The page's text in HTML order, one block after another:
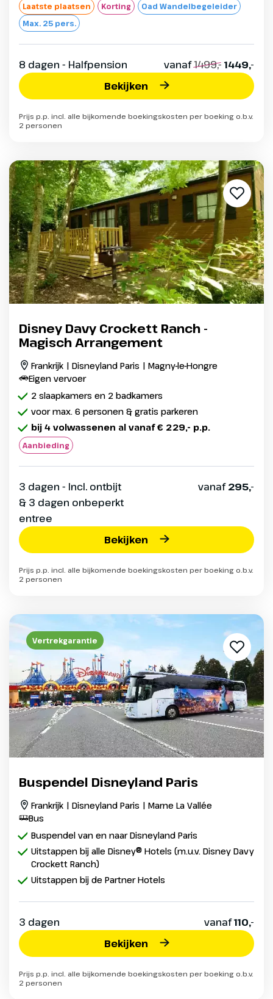
Laatste plaatsen Korting
Oad Wandelbegeleider
Max. 25 pers.
8 dagen - Halfpension vanaf1499,- 1449,-
Bekijken
Prijs p.p. incl. alle bijkomende boekingskosten per boeking o.b.v.
2 personen
Disney Davy Crockett Ranch -
Magisch Arrangement
Frankrijk | Disneyland Paris | Magny-le-Hongre
Eigen vervoer
2 slaapkamers en 2 badkamers
voor max. 6 personen & gratis parkeren
bij 4 volwassenen al vanaf € 229,- p.p.
Aanbieding
3 dagen - Incl. ontbijt
& 3 dagen onbeperkt
entree
vanaf295,-
Bekijken
Prijs p.p. incl. alle bijkomende boekingskosten per boeking o.b.v.
2 personen
Vertrekgarantie
Buspendel Disneyland Paris
Frankrijk | Disneyland Paris | Marne La Vallée
Bus
Buspendel van en naar Disneyland Paris
Uitstappen bij alle Disney® Hotels (m.u.v. Disney Davy
Crockett Ranch)
Uitstappen bij de Partner Hotels
3 dagen vanaf110,-
Bekijken
Prijs p.p. incl. alle bijkomende boekingskosten per boeking o.b.v.
2 personen